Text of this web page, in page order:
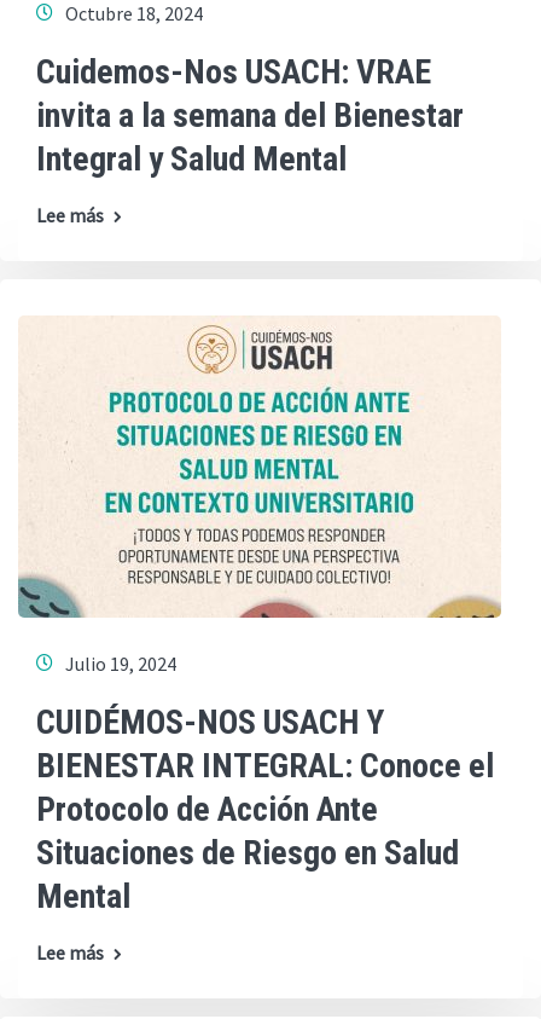
Octubre 18, 2024
Cuidemos-Nos USACH: VRAE
invita a la semana del Bienestar
Integral y Salud Mental
Lee más
Julio 19, 2024
CUIDÉMOS-NOS USACH Y
BIENESTAR INTEGRAL: Conoce el
Protocolo de Acción Ante
Situaciones de Riesgo en Salud
Mental
Lee más